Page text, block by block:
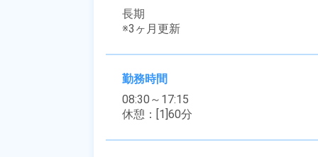
長期
※3ヶ月更新
勤務時間
08:30～17:15
休憩：[1]60分